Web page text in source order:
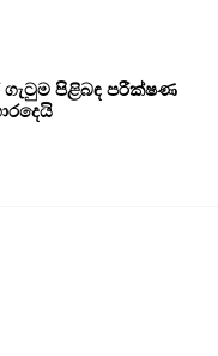
පිළිබඳ පරීක්ෂණ